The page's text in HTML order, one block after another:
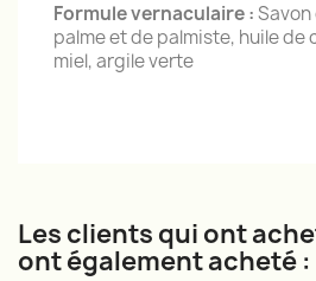
Formule vernaculaire :
palme et de palmiste, huile de
miel, argile verte
Les clients qui ont
ont également acheté :